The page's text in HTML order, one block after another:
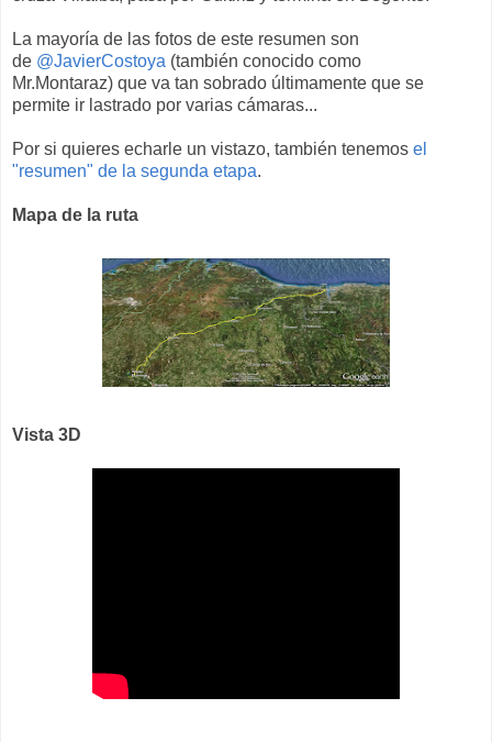
La mayoría de las fotos de este resumen son
de @JavierCostoya (también conocido como
Mr.Montaraz) que va tan sobrado últimamente que se
permite ir lastrado por varias cámaras...
Por si quieres echarle un vistazo, también tenemos el
"resumen" de la segunda etapa.
Mapa de la ruta
Vista 3D